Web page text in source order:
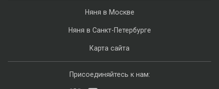
Няня в Москве
Няня в Санкт-Петербурге
Карта сайта
Присоединяйтесь к нам: